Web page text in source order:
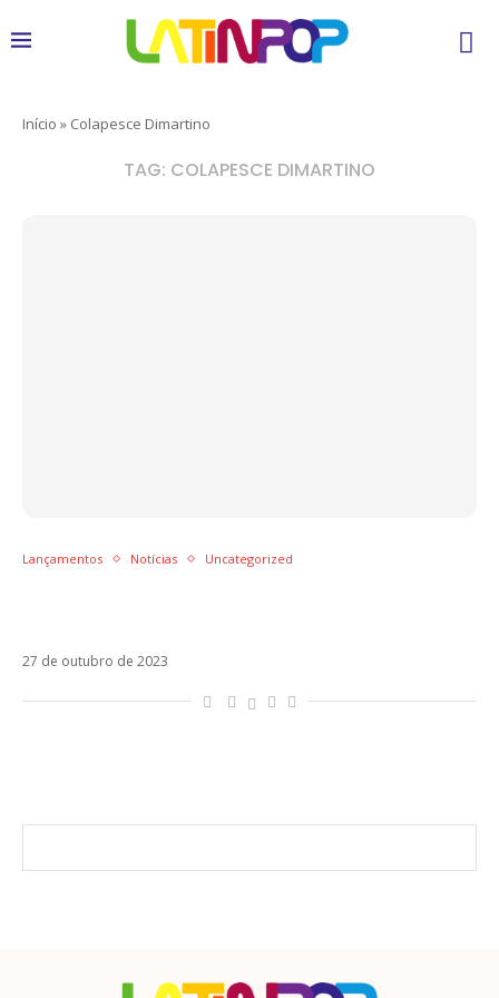
Início » Colapesce Dimartino
TAG: COLAPESCE DIMARTINO
Lançamentos Notícias Uncategorized
27 de outubro de 2023